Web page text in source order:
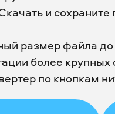
и
размер файла
более крупных
по кнопкам